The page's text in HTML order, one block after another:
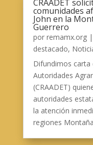
CRAADET
comunidades
John en la
Guerrero
por remamx.org|
destacado,
Difundimos carta
Autoridades
(CRAADET)
autoridades
la atención
regiones